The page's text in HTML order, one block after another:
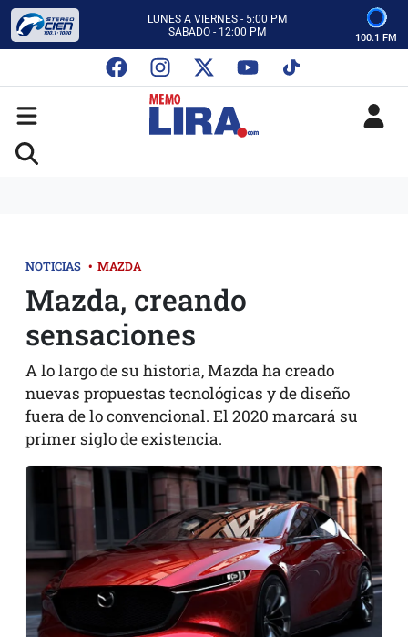
ESCUCHA AUTOS AL CIEN
CON MEMO LIRA Y SU EQUIPO
SABADO - 12:00 PM
ESCUCHA AUTOS AL CIEN
CON MEMO LIRA Y SU EQUIPO
LUNES A VIERNES - 5:00 PM
SABADO - 12:00 PM
100.1 FM
NOTICIAS • MAZDA
Mazda, creando
sensaciones
A lo largo de su historia, Mazda ha creado
nuevas propuestas tecnológicas y de diseño
fuera de lo convencional. El 2020 marcará su
primer siglo de existencia.